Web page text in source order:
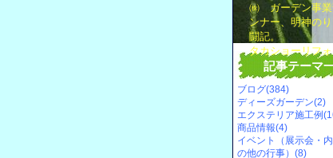
㈱ ガーデン事業
ンナー、明神の
闘記。
タカショーリフ
記事テーマ
ブログ(384)
ディーズガーデン(2)
エクステリア施工例
商品情報(4)
イベント（展示会・
の他の行事）(8)